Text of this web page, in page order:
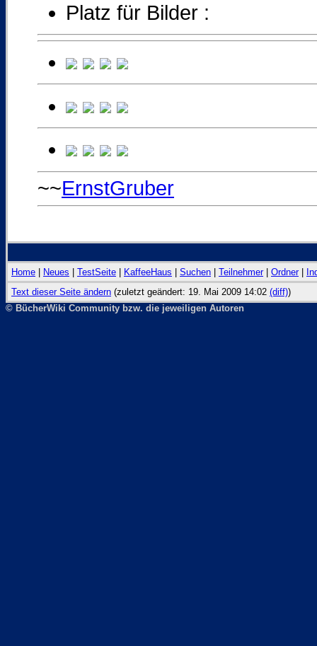
Platz für Bilder :
~~ErnstGruber
Home Neues TestSeite KaffeeHaus Suchen Teilnehmer| Ordner|
Text dieser Seite ändern (zuletzt geändert: 19. Mai 2009 14:02 (diff))
© BücherWiki Community bzw. die jeweiligen Autoren